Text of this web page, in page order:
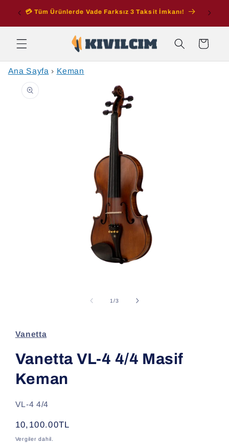
İçeriğe
atla
💳 Tüm Ürünlerde Vade Farksız 3 Taksit İmkanı!
Sepet
Ana Sayfa › Keman
Ürün
bilgisine
atla
1//3
Vanetta
Vanetta VL-4 4/4 Masif
Keman
SKU:
VL-4 4/4
Normal
fiyat
10,100.00TL
Vergiler dahil.